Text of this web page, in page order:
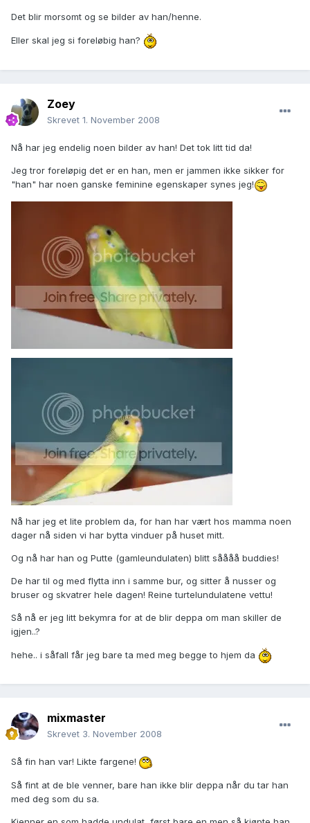
Det blir morsomt og se bilder av han/henne.
Eller skal jeg si foreløbig han?
Zoey
Skrevet 1. November 2008
Nå har jeg endelig noen bilder av han! Det tok litt tid da!
Jeg tror foreløpig det er en han, men er jammen ikke sikker for
"han" har noen ganske feminine egenskaper synes jeg!
Nå har jeg et lite problem da, for han har vært hos mamma noen
dager nå siden vi har bytta vinduer på huset mitt.
Og nå har han og Putte (gamleundulaten) blitt såååå buddies!
De har til og med flytta inn i samme bur, og sitter å nusser og
bruser og skvatrer hele dagen! Reine turtelundulatene vettu!
Så nå er jeg litt bekymra for at de blir deppa om man skiller de
igjen..?
hehe.. i såfall får jeg bare ta med meg begge to hjem da
mixmaster
Skrevet 3. November 2008
Så fin han var! Likte fargene!
Så fint at de ble venner, bare han ikke blir deppa når du tar han
med deg som du sa.